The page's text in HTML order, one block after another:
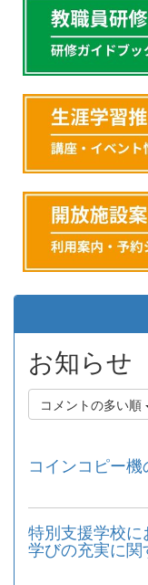
お知らせ
コメントの多い順
コインコピー
特別支援学校
学びの充実に